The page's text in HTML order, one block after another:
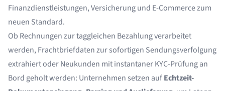
Finanzdienstleistungen, Versicherung und E-Commerce zum
neuen Standard.
Ob Rechnungen zur taggleichen Bezahlung verarbeitet
werden, Frachtbriefdaten zur sofortigen Sendungsverfolgung
extrahiert oder Neukunden mit instantaner KYC-Prüfung an
Bord geholt werden: Unternehmen setzen aufEchtzeit-